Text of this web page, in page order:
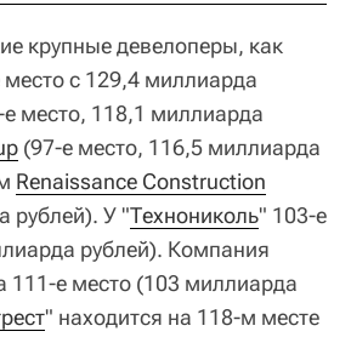
крупные девелоперы, как
место с 129,4 миллиарда
е место, 118,1 миллиарда
(97-е место, 116,5 миллиарда
Renaissance Construction
рублей). У "Технониколь" 103-е
рублей). Компания
111-е место (103 миллиарда
" находится на 118-м месте